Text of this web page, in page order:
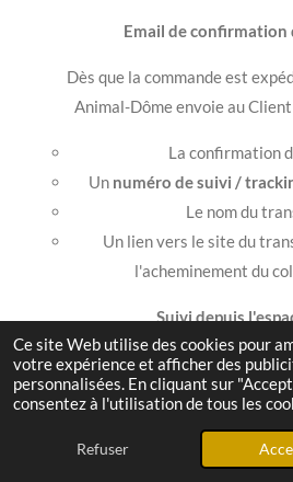
Ce site Web utilise des cookies pour
votre expérience et afficher des
personnalisées. En cliquant sur
consentez à l'utilisation de tous les
Refuser
Email de confirmation
Dès que la commande est
Animal-Dôme envoie au
La confirmation
Un numéro de suivi /
Le nom du
Un lien vers le site du
l'acheminement du
Suivi depuis
Le Client peut également suivre
se connectant à son
Délai d'obtention du
E-mail